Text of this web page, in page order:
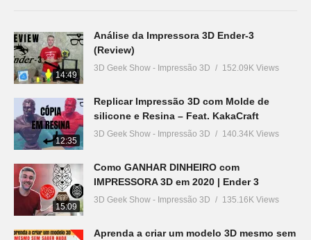
14:49
Análise da Impressora 3D Ender-3
(Review)
3D Geek Show - Impressão 3D 152.09K Views
12:35
Replicar Impressão 3D com Molde de
silicone e Resina – Feat. KakaCraft
3D Geek Show - Impressão 3D 140.34K Views
15:09
Como GANHAR DINHEIRO com
IMPRESSORA 3D em 2020 | Ender 3
3D Geek Show - Impressão 3D 135.16K Views
Aprenda a criar um modelo 3D mesmo sem